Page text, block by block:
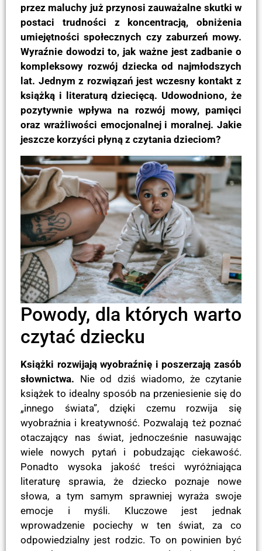
przez maluchy już przynosi zauważalne skutki w
postaci trudności z koncentracją, obniżenia
umiejętności społecznych czy zaburzeń mowy.
Wyraźnie dowodzi to, jak ważne jest zadbanie o
kompleksowy rozwój dziecka od najmłodszych
lat. Jednym z rozwiązań jest wczesny kontakt z
książką i literaturą dziecięcą. Udowodniono, że
pozytywnie wpływa na rozwój mowy, pamięci
oraz wrażliwości emocjonalnej i moralnej. Jakie
jeszcze korzyści płyną z czytania dzieciom?
Powody, dla których warto
czytać dziecku
Książki rozwijają wyobraźnię i poszerzają zasób
słownictwa. Nie od dziś wiadomo, że czytanie
książek to idealny sposób na przeniesienie się do
„innego świata”, dzięki czemu rozwija się
wyobraźnia i kreatywność. Pozwalają też poznać
otaczający nas świat, jednocześnie nasuwając
wiele nowych pytań i pobudzając ciekawość.
Ponadto wysoka jakość treści wyróżniająca
literaturę sprawia, że dziecko poznaje nowe
słowa, a tym samym sprawniej wyraża swoje
emocje i myśli. Kluczowe jest jednak
wprowadzenie pociechy w ten świat, za co
odpowiedzialny jest rodzic. To on powinien być